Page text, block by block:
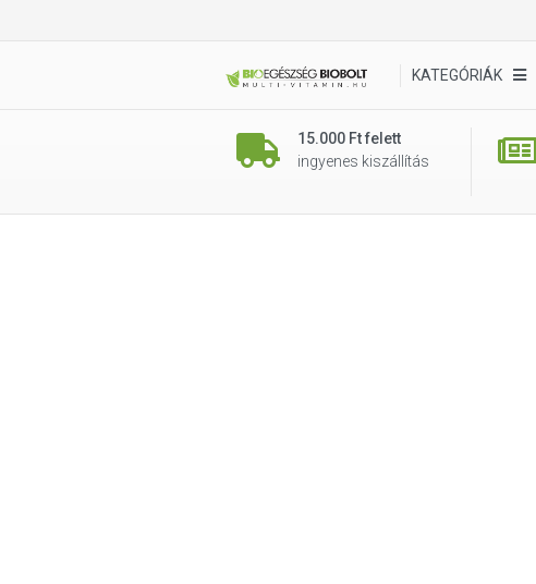
KATEGÓRIÁK
15.000 Ft felett
ingyenes kiszállítás